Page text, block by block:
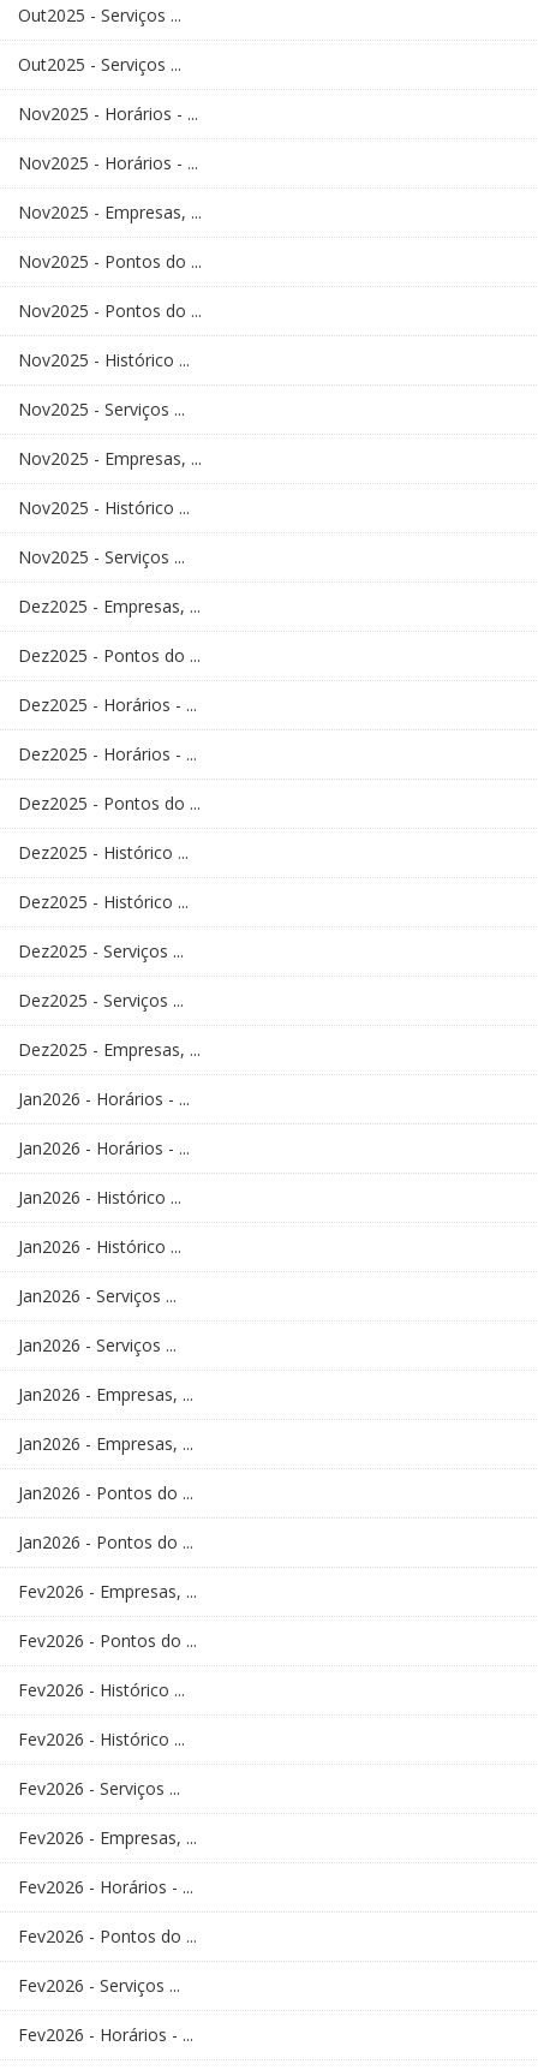
Out2025 - Serviços ...
Out2025 - Serviços ...
Nov2025 - Horários - ...
Nov2025 - Horários - ...
Nov2025 - Empresas, ...
Nov2025 - Pontos do ...
Nov2025 - Pontos do ...
Nov2025 - Histórico ...
Nov2025 - Serviços ...
Nov2025 - Empresas, ...
Nov2025 - Histórico ...
Nov2025 - Serviços ...
Dez2025 - Empresas, ...
Dez2025 - Pontos do ...
Dez2025 - Horários - ...
Dez2025 - Horários - ...
Dez2025 - Pontos do ...
Dez2025 - Histórico ...
Dez2025 - Histórico ...
Dez2025 - Serviços ...
Dez2025 - Serviços ...
Dez2025 - Empresas, ...
Jan2026 - Horários - ...
Jan2026 - Horários - ...
Jan2026 - Histórico ...
Jan2026 - Histórico ...
Jan2026 - Serviços ...
Jan2026 - Serviços ...
Jan2026 - Empresas, ...
Jan2026 - Empresas, ...
Jan2026 - Pontos do ...
Jan2026 - Pontos do ...
Fev2026 - Empresas, ...
Fev2026 - Pontos do ...
Fev2026 - Histórico ...
Fev2026 - Histórico ...
Fev2026 - Serviços ...
Fev2026 - Empresas, ...
Fev2026 - Horários - ...
Fev2026 - Pontos do ...
Fev2026 - Serviços ...
Fev2026 - Horários - ...